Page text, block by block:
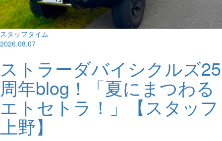
スタッフタイム
2026.08.07
ストラーダバイシクルズ25
周年blog！「夏にまつわる
エトセトラ！」【スタッフ
上野】